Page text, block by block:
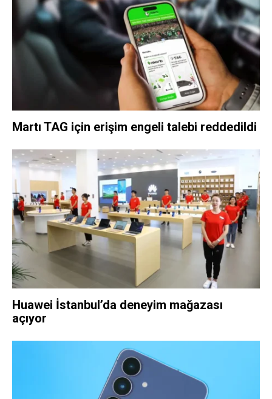
Martı TAG için erişim engeli talebi reddedildi
Huawei İstanbul’da deneyim mağazası
açıyor